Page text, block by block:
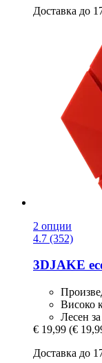
Доставка до
2 опции
4.7 (352)
3DJAKE
Високо
Лесен
€ 19,99 (€
Доставка до